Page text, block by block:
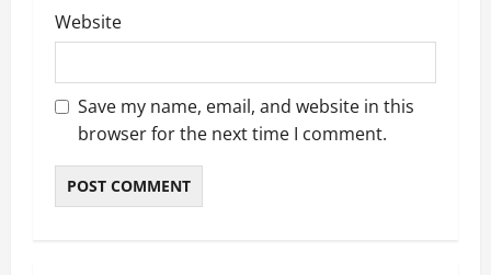
Website
Save my name, email, and website in this
browser for the next time I comment.